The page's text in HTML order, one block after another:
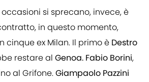
si sprecano, invece, è
in questo momento,
cinque ex Milan. Il primo è Destro
restare al Genoa. Fabio Borini,
al Grifone.Giampaolo Pazzini